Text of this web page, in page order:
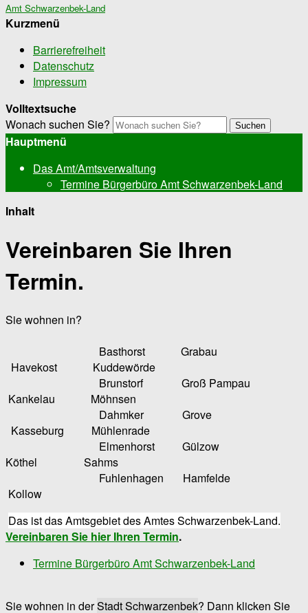
Amt Schwarzenbek-Land
Kurzmenü
Barrierefreiheit
Datenschutz
Impressum
Volltextsuche
Wonach suchen Sie?
Suchen
Hauptmenü
Das Amt/Amtsverwaltung
Termine Bürgerbüro Amt Schwarzenbek-Land
Inhalt
Vereinbaren Sie Ihren
Termin.
Sie wohnen in?
Basthorst Grabau
Havekost Kuddewörde
Brunstorf Groß Pampau
Kankelau Möhnsen
Dahmker Grove
Kasseburg Mühlenrade
Elmenhorst Gülzow
Köthel Sahms
Fuhlenhagen Hamfelde
Kollow
Das ist das Amtsgebiet des Amtes Schwarzenbek-Land.
Vereinbaren Sie hier Ihren Termin.
Termine Bürgerbüro Amt Schwarzenbek-Land
Sie wohnen in derStadt Schwarzenbek? Dann klicken Sie